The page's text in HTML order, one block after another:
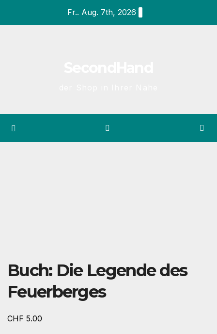
Fr.. Aug. 7th, 2026
Buch: Die Legende des
Feuerberges
CHF 5.00